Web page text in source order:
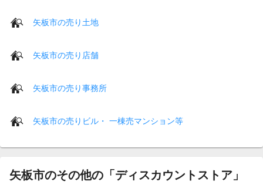
矢板市の売り土地
矢板市の売り店舗
矢板市の売り事務所
矢板市の売りビル・ 一棟売マンション等
矢板市のその他の「ディスカウントストア」